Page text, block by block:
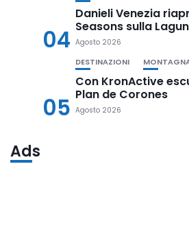
04
Danieli Venezia
Seasons sulla
Agosto 2026
05
DESTINAZIONI
Con KronActive
Plan de Corones
Agosto 2026
Ads